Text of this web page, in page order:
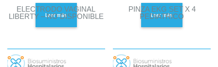
ELECTRODO VAGINAL
LIBERTY – NO DISPONIBLE
Leer más
PINZA EKG SET X 4
PEDIATRICO
Leer más